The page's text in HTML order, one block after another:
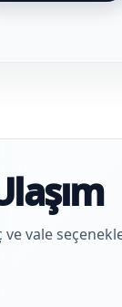
vale